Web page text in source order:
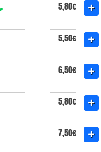
5,80€
5,50€
6,50€
5,80€
7,50€